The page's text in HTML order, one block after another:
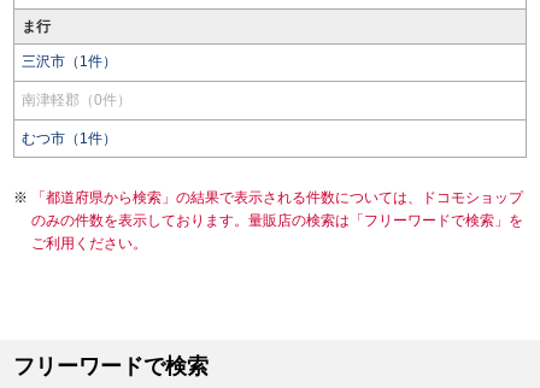
ま行
三沢市（1件）
南津軽郡（0件）
むつ市（1件）
「都道府県から検索」の結果で表示される件数については、ドコモショップ
のみの件数を表示しております。量販店の検索は「フリーワードで検索」を
ご利用ください。
フリーワードで検索